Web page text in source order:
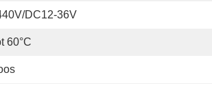
DC12-36V
60°C